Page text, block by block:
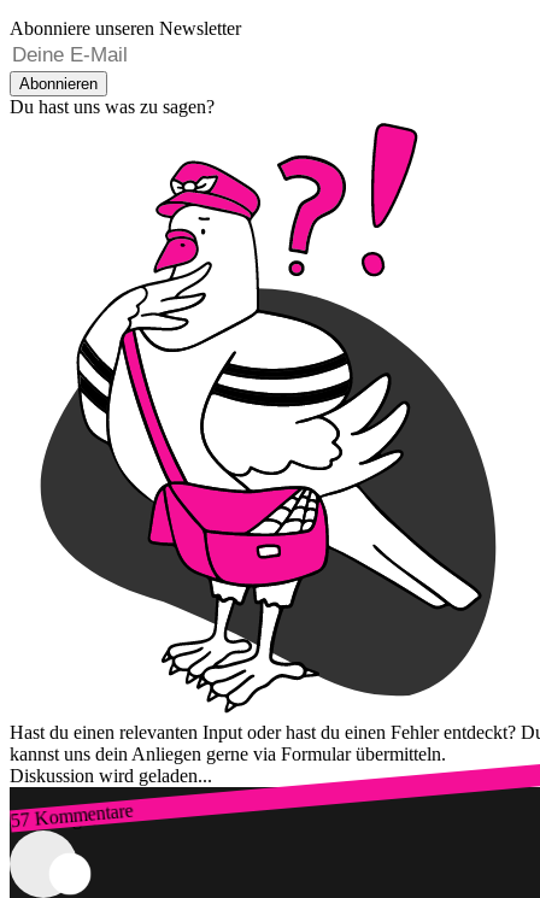
Abonniere unseren Newsletter
Abonnieren
Du hast uns was zu sagen?
Hast du einen relevanten Input oder hast du einen Fehler entdeckt?
kannst uns dein Anliegen gerne via Formular übermitteln.
Diskussion wird geladen...
57 Kommentare
Zum Login